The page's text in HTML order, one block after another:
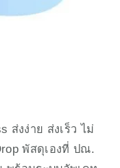
ส่งง่าย ส่งเร็ว ไม่
พัสดุเองที่ ปณ.